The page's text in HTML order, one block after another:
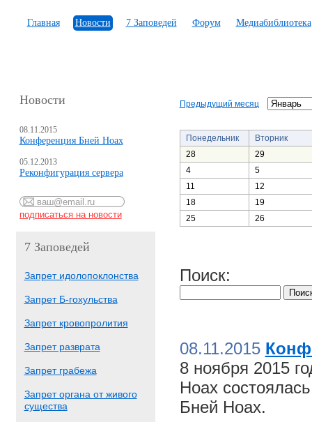
Главная Новости 7 Заповедей Форум Медиабиблиотека
Новости
08.11.2015
Конференция Бней Ноах
05.12.2013
Реконфигурация сервера
7 Заповедей
Запрет идолопоклонства
Запрет Б-гохульства
Запрет кровопролития
Запрет разврата
Запрет грабежа
Запрет органа от живого
существа
Предыдущий месяц
Понедельник
Вторник
28
29
4
5
11
12
18
19
25
26
Поиск:
08.11.2015
8 ноября 2015
Ноах
Бней Ноах.